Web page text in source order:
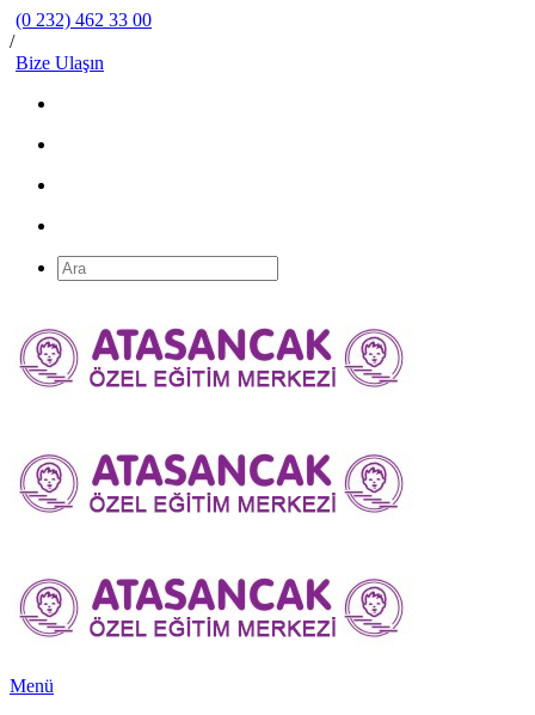
(0 232) 462 33 00
/
Bize Ulaşın
Menü